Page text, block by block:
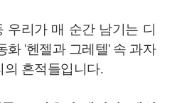
우리가 매 순간 남기는 디
화 '헨젤과 그레텔' 속 과자
의 흔적들입니다.